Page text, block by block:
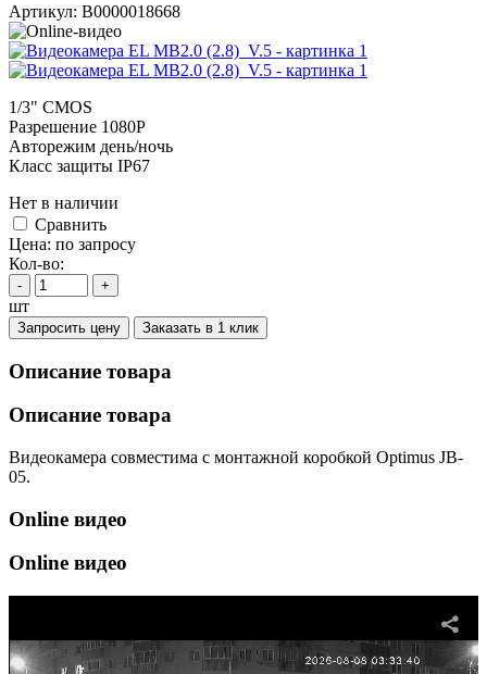
Артикул: В0000018668
1/3" CMOS
Разрешение 1080P
Авторежим день/ночь
Класс защиты IP67
Нет в наличии
Cравнить
Цена: по запросу
Кол-во:
- +
шт
Запросить цену Заказать в 1 клик
Описание товара
Описание товара
Видеокамера совместима с монтажной коробкой Optimus JB-
05.
Online видео
Online видео